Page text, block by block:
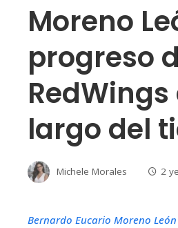
Moreno
progreso
RedWings
largo del
Michele Morales 2
Bernardo Eucario Moreno León